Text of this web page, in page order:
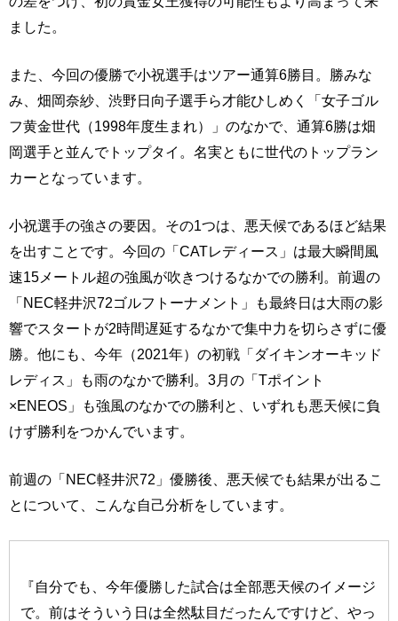
ました。
また、今回の優勝で小祝選手はツアー通算6勝目。勝みな
み、畑岡奈紗、渋野日向子選手ら才能ひしめく「女子ゴル
フ黄金世代（1998年度生まれ）」のなかで、通算6勝は畑
岡選手と並んでトップタイ。名実ともに世代のトップラン
カーとなっています。
小祝選手の強さの要因。その1つは、悪天候であるほど結果
を出すことです。今回の「CATレディース」は最大瞬間風
速15メートル超の強風が吹きつけるなかでの勝利。前週の
「NEC軽井沢72ゴルフトーナメント」も最終日は大雨の影
響でスタートが2時間遅延するなかで集中力を切らさずに優
勝。他にも、今年（2021年）の初戦「ダイキンオーキッド
レディス」も雨のなかで勝利。3月の「Tポイント
×ENEOS」も強風のなかでの勝利と、いずれも悪天候に負
けず勝利をつかんでいます。
前週の「NEC軽井沢72」優勝後、悪天候でも結果が出るこ
とについて、こんな自己分析をしています。
『自分でも、今年優勝した試合は全部悪天候のイメージ
で。前はそういう日は全然駄目だったんですけど、やっ